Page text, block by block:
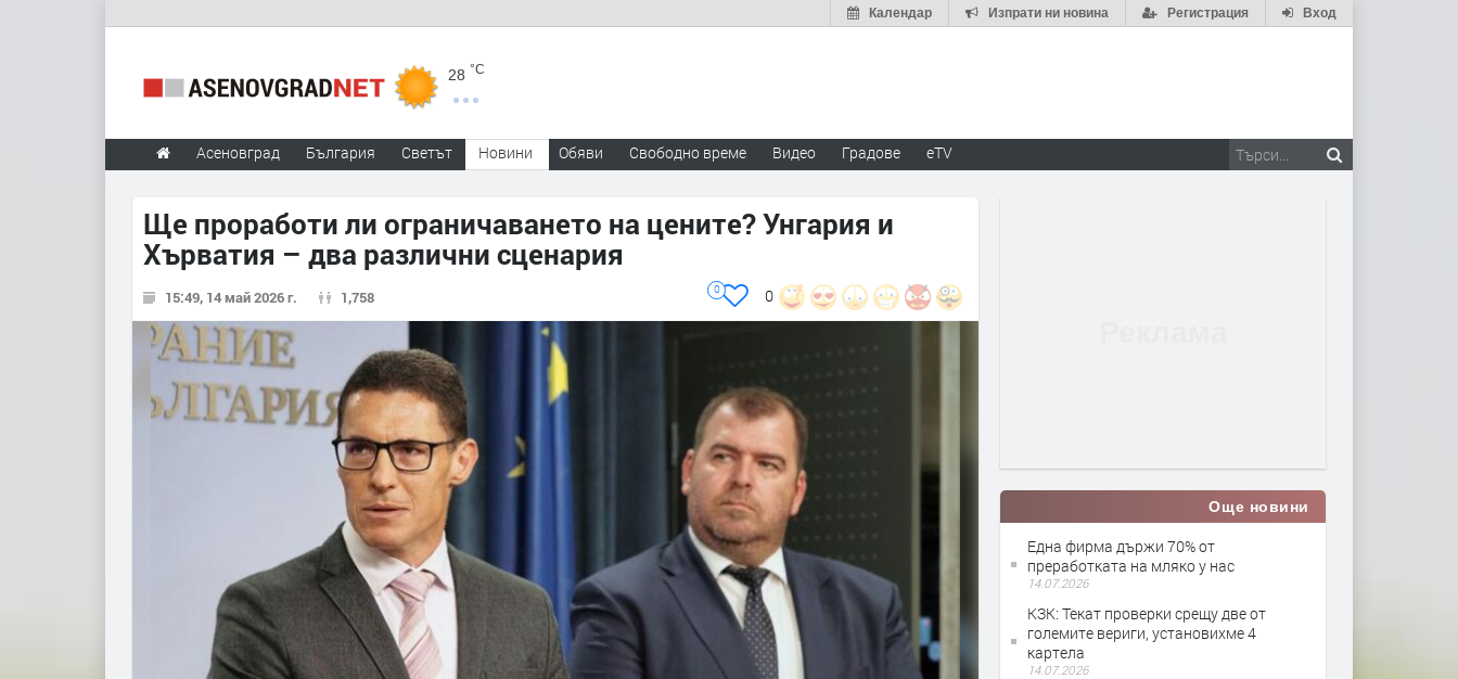
Вход
Регистрация
Изпрати ни новина
Календар
28 °C
Асеновград България Светът Новини Обяви Свободно време Видео Градове eTV
Ще проработи ли ограничаването на цените? Унгария и
Хърватия – два различни сценария
15:49, 14 май 2026 г. 1,758 0
0
Още новини
Една фирма държи 70% от
преработката на мляко у нас
14.07.2026
КЗК: Текат проверки срещу две от
големите вериги, установихме 4
картела
14.07.2026